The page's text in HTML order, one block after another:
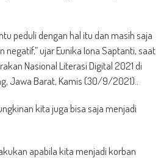
peduli dengan hal itu dan masih saja
ujar Eunika Iona Saptanti, saat
Nasional Literasi Digital 2021 di
Jawa Barat, Kamis (30/9/2021)..
kita juga bisa saja menjadi
apabila kita menjadi korban